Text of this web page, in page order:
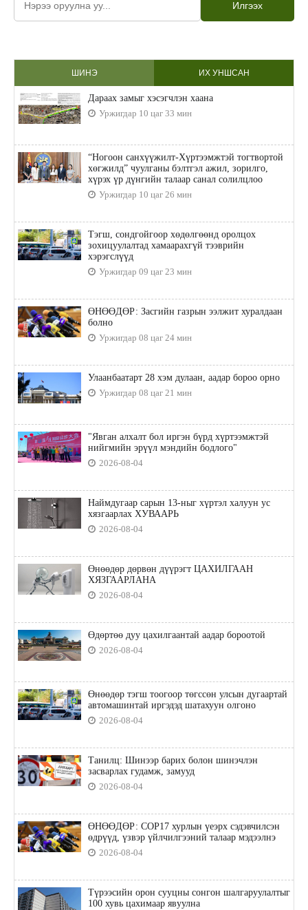
Илгээх
ШИНЭ ИХ УНШСАН
Дараах замыг хэсэгчлэн хаана
Уржигдар 10 цаг 33 мин
“Ногоон санхүүжилт-Хүртээмжтэй тогтвортой
хөгжилд” чуулганы бэлтгэл ажил, зорилго,
хүрэх үр дүнгийн талаар санал солилцлоо
Уржигдар 10 цаг 26 мин
Тэгш, сондгойгоор хөдөлгөөнд оролцох
зохицуулалтад хамаарахгүй тээврийн
хэрэгслүүд
Уржигдар 09 цаг 23 мин
ӨНӨӨДӨР: Засгийн газрын ээлжит хуралдаан
болно
Уржигдар 08 цаг 24 мин
Улаанбаатарт 28 хэм дулаан, аадар бороо орно
Уржигдар 08 цаг 21 мин
"Явган алхалт бол иргэн бүрд хүртээмжтэй
нийгмийн эрүүл мэндийн бодлого"
2026-08-04
Наймдугаар сарын 13-ныг хүртэл халуун ус
хязгаарлах ХУВААРЬ
2026-08-04
Өнөөдөр дөрвөн дүүрэгт ЦАХИЛГААН
ХЯЗГААРЛАНА
2026-08-04
Өдөртөө дуу цахилгаантай аадар бороотой
2026-08-04
Өнөөдөр тэгш тоогоор төгссөн улсын дугаартай
автомашинтай иргэдэд шатахуун олгоно
2026-08-04
Танилц: Шинээр барих болон шинэчлэн
засварлах гудамж, замууд
2026-08-04
ӨНӨӨДӨР: COP17 хурлын үеэрх сэдэвчилсэн
өдрүүд, үзвэр үйлчилгээний талаар мэдээлнэ
2026-08-04
Түрээсийн орон сууцны сонгон шалгаруулалтыг
100 хувь цахимаар явуулна